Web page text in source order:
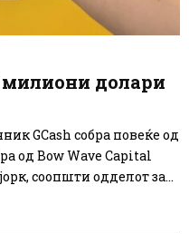
милиони долари
GCash собра повеќе од
од Bow Wave Capital
соопшти одделот за...